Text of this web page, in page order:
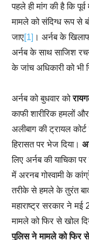
पहले ही मांग की है कि
मामले को संदिग्ध रूप से
जाए[1] । अर्नब के
अर्नब के साथ साजिश
के जांच अधिकारी को भी
अर्नब को बुधवार को
काफी शारीरिक हमलों
अलीबाग की ट्रायल
हिरासत पर भेज दिया।
लिए अर्नब की याचिका पर
में अरनब गोस्वामी के
तरीके से हमले के तुरंत
महाराष्ट्र सरकार ने मई
मामले को फिर से खोल
पुलिस ने मामले को फिर से